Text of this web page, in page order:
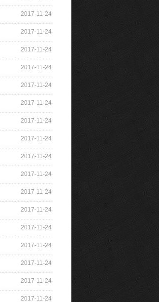
2017-11-24
2017-11-24
2017-11-24
2017-11-24
2017-11-24
2017-11-24
2017-11-24
2017-11-24
2017-11-24
2017-11-24
2017-11-24
2017-11-24
2017-11-24
2017-11-24
2017-11-24
2017-11-24
2017-11-24